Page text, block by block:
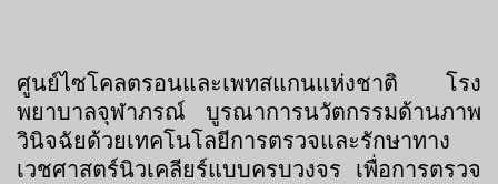
ศูนย์ไซโคลตรอนและเพทสแกนแห่งชาติ โรง
พยาบาลจุฬาภรณ์ บูรณาการนวัตกรรมด้านภาพ
วินิจฉัยด้วยเทคโนโลยีการตรวจและรักษาทาง
เวชศาสตร์นิวเคลียร์แบบครบวงจร เพื่อการตรวจ